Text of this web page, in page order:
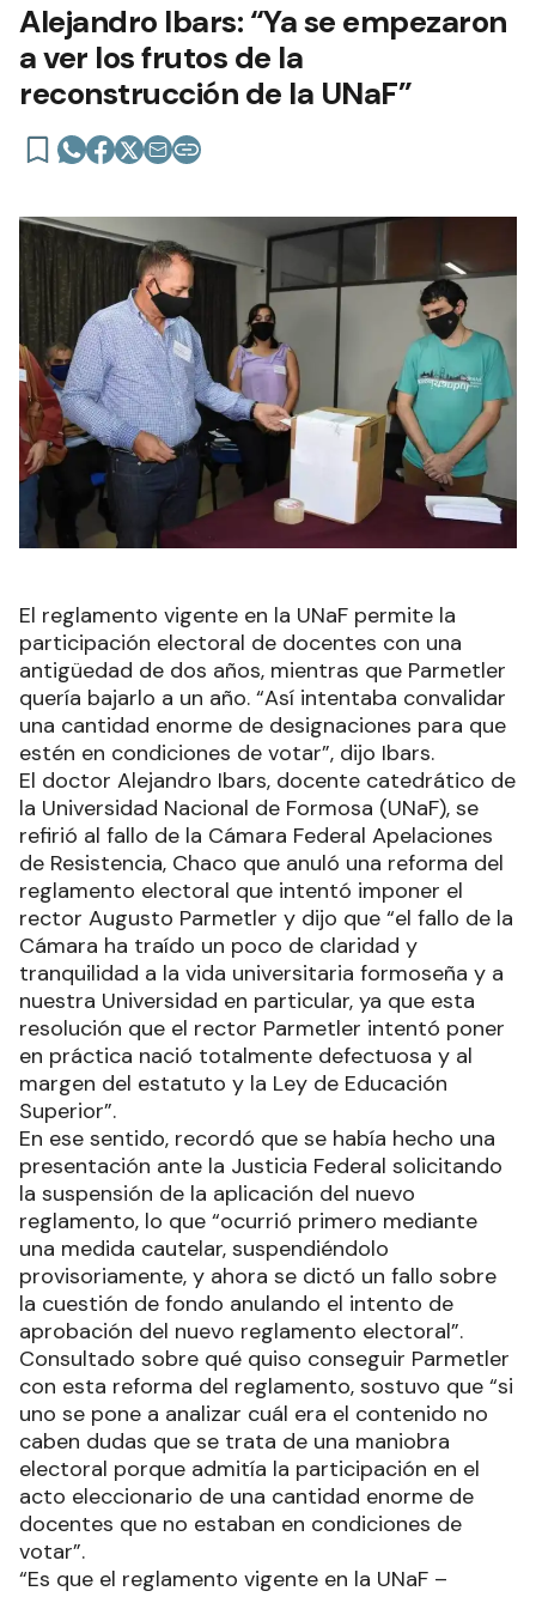
Alejandro Ibars: “Ya se empezaron
a ver los frutos de la
reconstrucción de la UNaF”
El reglamento vigente en la UNaF permite la
participación electoral de docentes con una
antigüedad de dos años, mientras que Parmetler
quería bajarlo a un año. “Así intentaba convalidar
una cantidad enorme de designaciones para que
estén en condiciones de votar”, dijo Ibars.
El doctor Alejandro Ibars, docente catedrático de
la Universidad Nacional de Formosa (UNaF), se
refirió al fallo de la Cámara Federal Apelaciones
de Resistencia, Chaco que anuló una reforma del
reglamento electoral que intentó imponer el
rector Augusto Parmetler y dijo que “el fallo de la
Cámara ha traído un poco de claridad y
tranquilidad a la vida universitaria formoseña y a
nuestra Universidad en particular, ya que esta
resolución que el rector Parmetler intentó poner
en práctica nació totalmente defectuosa y al
margen del estatuto y la Ley de Educación
Superior”.
En ese sentido, recordó que se había hecho una
presentación ante la Justicia Federal solicitando
la suspensión de la aplicación del nuevo
reglamento, lo que “ocurrió primero mediante
una medida cautelar, suspendiéndolo
provisoriamente, y ahora se dictó un fallo sobre
la cuestión de fondo anulando el intento de
aprobación del nuevo reglamento electoral”.
Consultado sobre qué quiso conseguir Parmetler
con esta reforma del reglamento, sostuvo que “si
uno se pone a analizar cuál era el contenido no
caben dudas que se trata de una maniobra
electoral porque admitía la participación en el
acto eleccionario de una cantidad enorme de
docentes que no estaban en condiciones de
votar”.
“Es que el reglamento vigente en la UNaF –